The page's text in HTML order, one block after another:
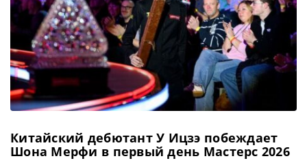
снукеру
Китайский дебютант У Ицзэ побеждает
Шона Мерфи в первый день Мастерс 2026